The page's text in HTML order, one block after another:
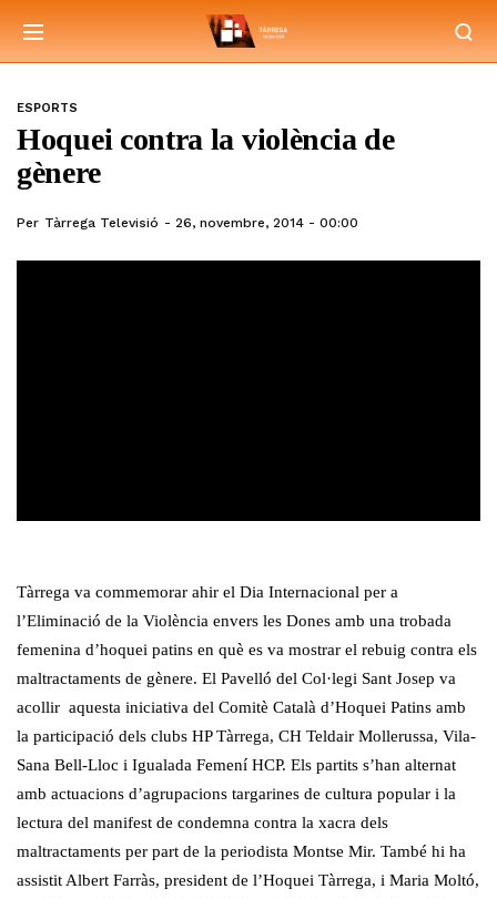
ESPORTS
Hoquei contra la violència de
gènere
Per Tàrrega Televisió 26, novembre, 2014 - 00:00
Tàrrega va commemorar ahir el Dia Internacional per a
l’Eliminació de la Violència envers les Dones amb una trobada
femenina d’hoquei patins en què es va mostrar el rebuig contra els
maltractaments de gènere. El Pavelló del Col·legi Sant Josep va
acollir aquesta iniciativa del Comitè Català d’Hoquei Patins amb
la participació dels clubs HP Tàrrega, CH Teldair Mollerussa, Vila-
Sana Bell-Lloc i Igualada Femení HCP. Els partits s’han alternat
amb actuacions d’agrupacions targarines de cultura popular i la
lectura del manifest de condemna contra la xacra dels
maltractaments per part de la periodista Montse Mir. També hi ha
assistit Albert Farràs, president de l’Hoquei Tàrrega, i Maria Moltó,